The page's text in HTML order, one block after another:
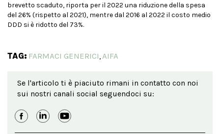
brevetto scaduto, riporta per il 2022 una riduzione della spesa
del 26% (rispetto al 2021), mentre dal 2016 al 2022 il costo medio
DDD si è ridotto del 73%.
TAG: FARMACI GENERICI,AIFA
Se l'articolo ti è piaciuto rimani in contatto con noi
sui nostri canali social seguendoci su: